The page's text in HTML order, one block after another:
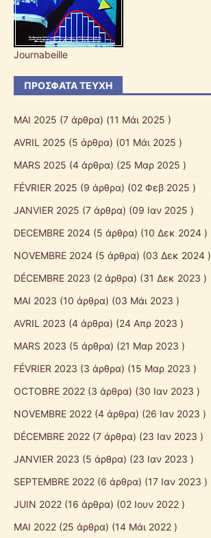
Journabeille
ΠΡΌΣΦΑΤΑ ΤΕΎΧΗ
ΜΑΙ 2025 (7 άρθρα) (11 Μάι 2025 )
AVRIL 2025 (5 άρθρα) (01 Μάι 2025 )
MARS 2025 (4 άρθρα) (25 Μαρ 2025 )
FÉVRIER 2025 (9 άρθρα) (02 Φεβ 2025 )
JANVIER 2025 (7 άρθρα) (09 Ιαν 2025 )
DECEMBRE 2024 (5 άρθρα) (10 Δεκ 2024 )
NOVEMBRE 2024 (5 άρθρα) (03 Δεκ 2024 )
DÉCEMBRE 2023 (2 άρθρα) (31 Δεκ 2023 )
MAI 2023 (10 άρθρα) (03 Μάι 2023 )
AVRIL 2023 (4 άρθρα) (24 Απρ 2023 )
MARS 2023 (5 άρθρα) (21 Μαρ 2023 )
FÉVRIER 2023 (3 άρθρα) (15 Μαρ 2023 )
OCTOBRE 2022 (3 άρθρα) (30 Ιαν 2023 )
NOVEMBRE 2022 (4 άρθρα) (26 Ιαν 2023 )
DÉCEMBRE 2022 (7 άρθρα) (23 Ιαν 2023 )
JANVIER 2023 (5 άρθρα) (23 Ιαν 2023 )
SEPTEMBRE 2022 (6 άρθρα) (17 Ιαν 2023 )
JUIN 2022 (16 άρθρα) (02 Ιουν 2022 )
MAI 2022 (25 άρθρα) (14 Μάι 2022 )